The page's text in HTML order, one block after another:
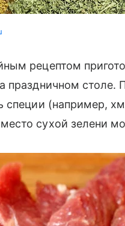
рецептом
праздничном
специи (например,
сухой зелени